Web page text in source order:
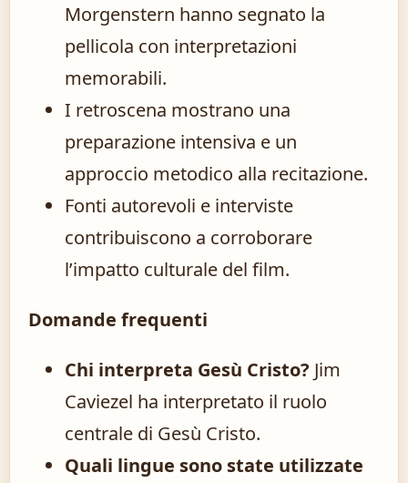
Morgenstern hanno segnato la
pellicola con interpretazioni
memorabili.
I retroscena mostrano una
preparazione intensiva e un
approccio metodico alla recitazione.
Fonti autorevoli e interviste
contribuiscono a corroborare
l’impatto culturale del film.
Domande frequenti
Chi interpreta Gesù Cristo? Jim
Caviezel ha interpretato il ruolo
centrale di Gesù Cristo.
Quali lingue sono state utilizzate